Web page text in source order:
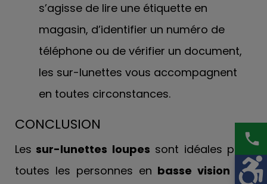
s’agisse de lire une étiquette en
magasin, d’identifier un numéro de
téléphone ou de vérifier un document,
les sur-lunettes vous accompagnent
en toutes circonstances.
CONCLUSION
Les sur-lunettes loupes sont idéales pour
toutes les personnes en basse vision qui
phone